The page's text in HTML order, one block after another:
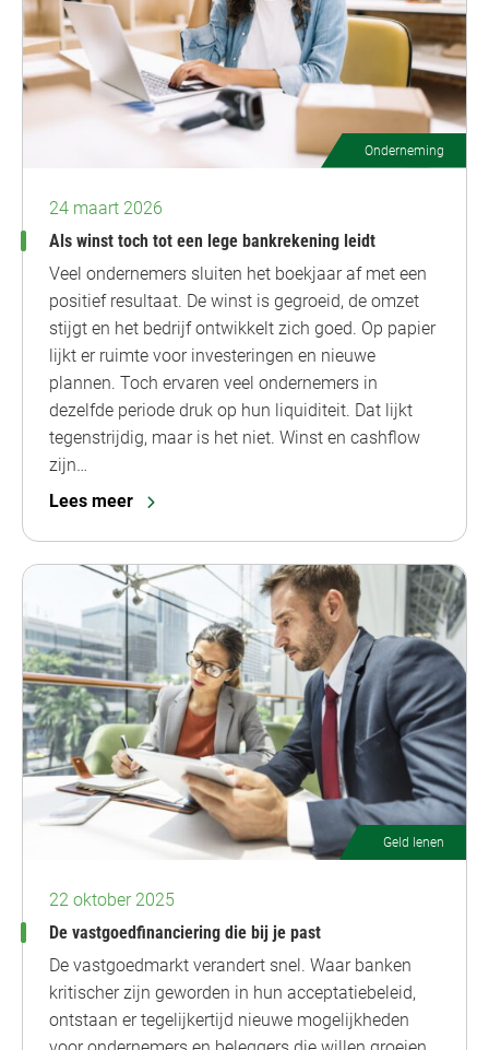
Onderneming
24 maart 2026
Als winst toch tot een lege bankrekening leidt
Veel ondernemers sluiten het boekjaar af met een
positief resultaat. De winst is gegroeid, de omzet
stijgt en het bedrijf ontwikkelt zich goed. Op papier
lijkt er ruimte voor investeringen en nieuwe
plannen. Toch ervaren veel ondernemers in
dezelfde periode druk op hun liquiditeit. Dat lijkt
tegenstrijdig, maar is het niet. Winst en cashflow
zijn…
Lees meer
Geld lenen
22 oktober 2025
De vastgoedfinanciering die bij je past
De vastgoedmarkt verandert snel. Waar banken
kritischer zijn geworden in hun acceptatiebeleid,
ontstaan er tegelijkertijd nieuwe mogelijkheden